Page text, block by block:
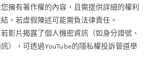
您擁有著作權的內容，且需提供詳細的權利
，若虛假陳述可能需負法律責任。
若影片揭露了個人機密資訊（如身分證號、
），可透過YouTube的隱私權投訴管道舉